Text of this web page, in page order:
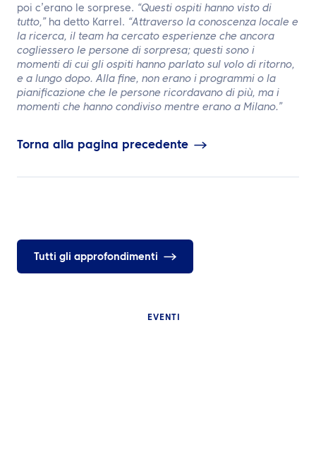
poi c’erano le sorprese. “Questi ospiti hanno visto di
tutto,” ha detto Karrel. “Attraverso la conoscenza locale e
la ricerca, il team ha cercato esperienze che ancora
cogliessero le persone di sorpresa; questi sono i
momenti di cui gli ospiti hanno parlato sul volo di ritorno,
e a lungo dopo. Alla fine, non erano i programmi o la
pianificazione che le persone ricordavano di più, ma i
momenti che hanno condiviso mentre erano a Milano.”
Torna alla pagina precedente
Tutti gli approfondimenti
EVENTI